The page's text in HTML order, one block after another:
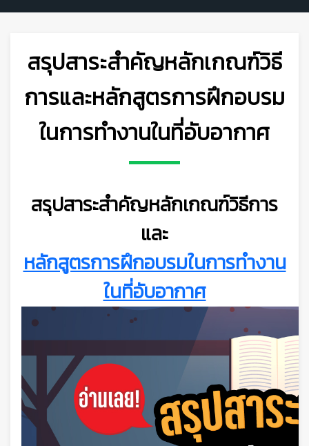
สรุปสาระสำคัญหลักเกณฑ์วิธี
การและหลักสูตรการฝึกอบรม
ในการทำงานในที่อับอากาศ
สรุปสาระสำคัญหลักเกณฑ์วิธีการ
และ
หลักสูตรการฝึกอบรมในการทำงาน
ในที่อับอากาศ